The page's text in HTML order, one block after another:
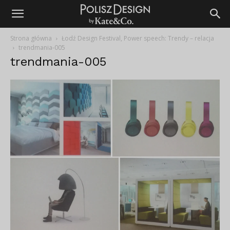
Strona główna
Łodź Design Festival, Power speech: Trendy – relacja
trendmania-005
trendmania-005